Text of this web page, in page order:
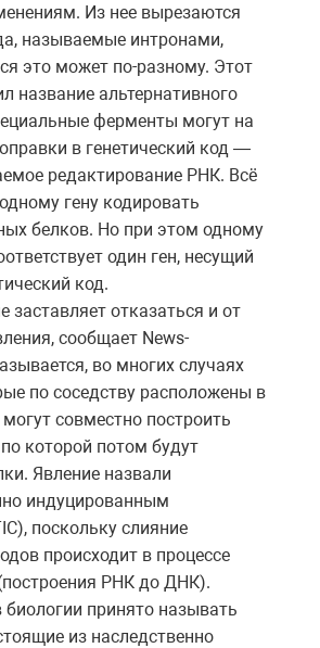
Из нее вырезаются
называемые интронами,
это может по-разному. Этот
название альтернативного
ферменты могут на
в генетический код —
редактирование РНК. Всё
гену кодировать
белков. Но при этом одному
один ген, несущий
код.
заставляет отказаться и от
сообщает News-
во многих случаях
по соседству расположены в
совместно построить
которой потом будут
Явление назвали
индуцированным
поскольку слияние
происходит в процессе
РНК до ДНК).
принято называть
из наследственно